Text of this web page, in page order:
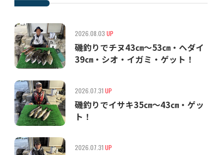
2026.08.03 UP
磯釣りでチヌ43㎝〜53㎝・ヘダイ
39㎝・シオ・イガミ・ゲット！
2026.07.31 UP
磯釣りでイサキ35㎝〜43㎝・ゲッ
ト！
2026.07.31 UP